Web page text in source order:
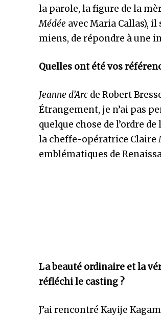
la parole, la figure de la
Médée avec Maria Callas),
miens, de répondre à une
Quelles ont été vos
Jeanne d’Arc de Robert
Étrangement, je n’ai pas
quelque chose de l’ordre
la cheffe-opératrice Claire
emblématiques de
La beauté ordinaire et la
réfléchi le casting ?
J’ai rencontré Kayije